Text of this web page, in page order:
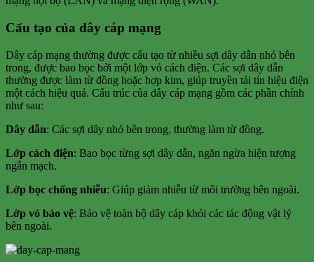
Cấu tạo của dây cáp mạng
Dây cáp mạng thường được cấu tạo từ nhiều sợi dây dẫn nhỏ bên
trong, được bao bọc bởi một lớp vỏ cách điện. Các sợi dây dẫn
thường được làm từ đồng hoặc hợp kim, giúp truyền tải tín hiệu điện
một cách hiệu quả. Cấu trúc của dây cáp mạng gồm các phần chính
như sau:
Dây dẫn: Các sợi dây nhỏ bên trong, thường làm từ đồng.
Lớp cách điện: Bao bọc từng sợi dây dẫn, ngăn ngừa hiện tượng
ngắn mạch.
Lớp bọc chống nhiễu: Giúp giảm nhiễu từ môi trường bên ngoài.
Lớp vỏ bảo vệ: Bảo vệ toàn bộ dây cáp khỏi các tác động vật lý
bên ngoài.